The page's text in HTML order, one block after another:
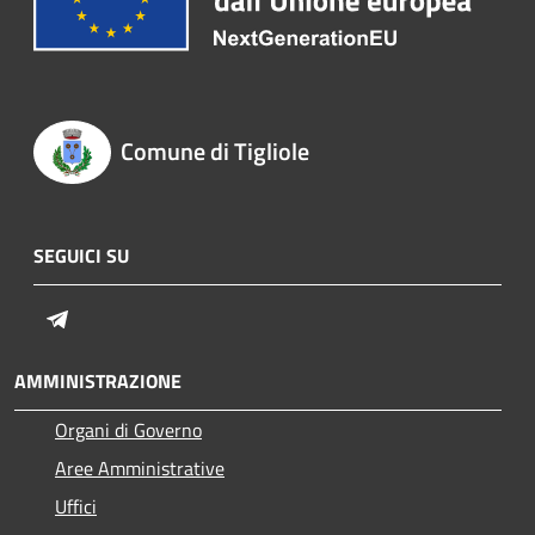
Comune di Tigliole
SEGUICI SU
AMMINISTRAZIONE
Organi di Governo
Aree Amministrative
Uffici